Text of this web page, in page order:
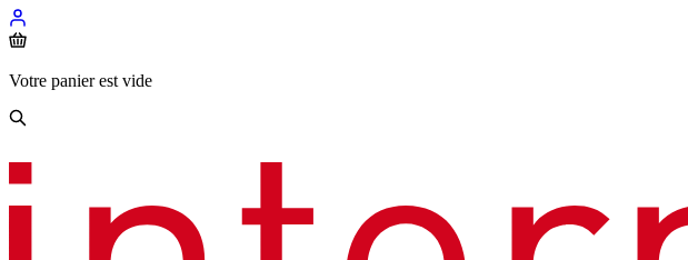
Votre panier est vide